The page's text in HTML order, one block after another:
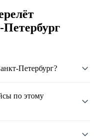
Петербург?
по этому